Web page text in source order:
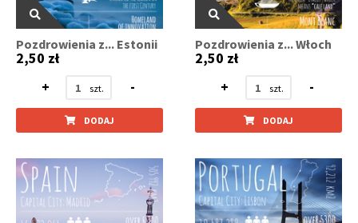
Pozdrowienia z... Estonii
2,50 zł
+
-
DODAJ
Pozdrowienia z... Włoch
2,50 zł
+
-
DODAJ